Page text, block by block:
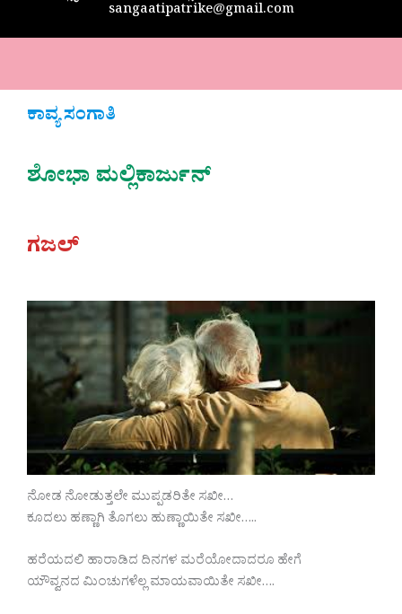
sangaatipatrike@gmail.com
ಕಾವ್ಯ ಸಂಗಾತಿ
ಶೋಭಾ ಮಲ್ಲಿಕಾರ್ಜುನ್‌
ಗಜಲ್
ನೋಡ ನೋಡುತ್ತಲೇ ಮುಪ್ಪಡರಿತೇ ಸಖೀ…
ಕೂದಲು ಹಣ್ಣಾಗಿ ತೊಗಲು ಹುಣ್ಣಾಯಿತೇ ಸಖೀ…..
ಹರೆಯದಲಿ ಹಾರಾಡಿದ ದಿನಗಳ ಮರೆಯೋದಾದರೂ ಹೇಗೆ
ಯೌವ್ವನದ ಮಿಂಚುಗಳೆಲ್ಲ ಮಾಯವಾಯಿತೇ ಸಖೀ….